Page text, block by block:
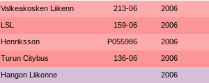
Valkeakosken Liikenn 213-06 2006
LSL 159-06 2006
Henriksson P055986 2006
Turun Citybus 136-06 2006
Hangon Liikenne 2006